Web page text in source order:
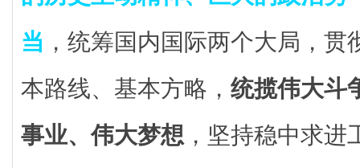
当 ，统筹国内国际两个大局，
本路线、基本方略， 统揽伟大斗
事业、伟大梦想 ，坚持稳中求进